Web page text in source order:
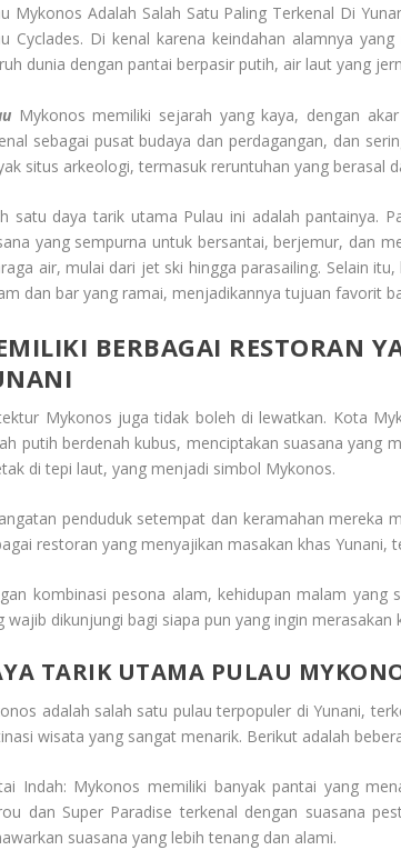
Mykonos Adalah Salah Satu Paling Terkenal Di
Cyclades. Di kenal karena keindahan alamnya
dunia dengan pantai berpasir putih, air laut yang
Mykonos memiliki sejarah yang kaya, dengan
sebagai pusat budaya dan perdagangan, dan
situs arkeologi, termasuk reruntuhan yang berasal
satu daya tarik utama Pulau ini adalah pantainya.
yang sempurna untuk bersantai, berjemur, dan
air, mulai dari jet ski hingga parasailing. Selain
dan bar yang ramai, menjadikannya tujuan favorit
BERBAGAI RESTORAN
Mykonos juga tidak boleh di lewatkan. Kota
putih berdenah kubus, menciptakan suasana yang
di tepi laut, yang menjadi simbol Mykonos.
penduduk setempat dan keramahan mereka
restoran yang menyajikan masakan khas
kombinasi pesona alam, kehidupan malam
wajib dikunjungi bagi siapa pun yang ingin merasakan
TARIK UTAMA PULAU
adalah salah satu pulau terpopuler di Yunani,
wisata yang sangat menarik. Berikut adalah
Indah: Mykonos memiliki banyak pantai yang
dan Super Paradise terkenal dengan suasana
suasana yang lebih tenang dan alami.